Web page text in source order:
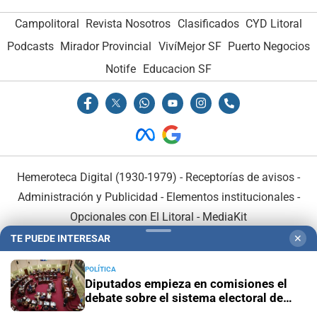
Campolitoral Revista Nosotros Clasificados CYD Litoral
Podcasts Mirador Provincial VivíMejor SF Puerto Negocios
Notife Educacion SF
Hemeroteca Digital (1930-1979) - Receptorías de avisos -
Administración y Publicidad - Elementos institucionales-
Opcionales con El Litoral - MediaKit
TE PUEDE INTERESAR ✕
POLÍTICA
Diputados empieza en comisiones el
debate sobre el sistema electoral de